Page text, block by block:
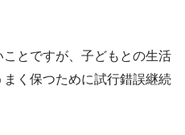
とですが、子どもとの生活
く保つために試行錯誤継続